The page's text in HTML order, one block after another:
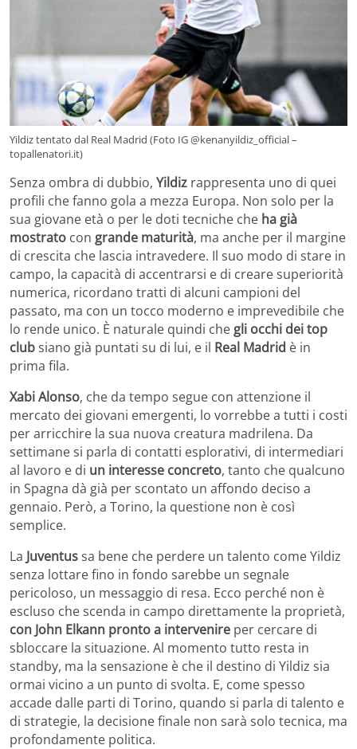
Yildiz tentato dal Real Madrid (Foto IG @kenanyildiz_official –
topallenatori.it)
Senza ombra di dubbio, Yildiz rappresenta uno di quei
profili che fanno gola a mezza Europa. Non solo per la
sua giovane età o per le doti tecniche che ha già
mostrato con grande maturità, ma anche per il margine
di crescita che lascia intravedere. Il suo modo di stare in
campo, la capacità di accentrarsi e di creare superiorità
numerica, ricordano tratti di alcuni campioni del
passato, ma con un tocco moderno e imprevedibile che
lo rende unico. È naturale quindi che gli occhi dei top
clubsiano già puntati su di lui, e il Real Madrid è in
prima fila.
Xabi Alonso, che da tempo segue con attenzione il
mercato dei giovani emergenti, lo vorrebbe a tutti i costi
per arricchire la sua nuova creatura madrilena. Da
settimane si parla di contatti esplorativi, di intermediari
al lavoro e di un interesse concreto, tanto che qualcuno
in Spagna dà già per scontato un affondo deciso a
gennaio. Però, a Torino, la questione non è così
semplice.
La Juventussa bene che perdere un talento come Yildiz
senza lottare fino in fondo sarebbe un segnale
pericoloso, un messaggio di resa. Ecco perché non è
escluso che scenda in campo direttamente la proprietà,
con John Elkann pronto a intervenire per cercare di
sbloccare la situazione. Al momento tutto resta in
standby, ma la sensazione è che il destino di Yildiz sia
ormai vicino a un punto di svolta. E, come spesso
accade dalle parti di Torino, quando si parla di talento e
di strategie, la decisione finale non sarà solo tecnica, ma
profondamente politica.